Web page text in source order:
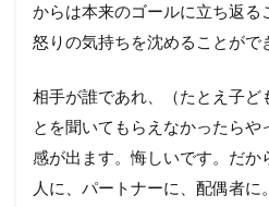
からは本来のゴールに立ち返る
怒りの気持ちを沈めることがで
相手が誰であれ、（たとえ子ど
とを聞いてもらえなかったらや
感が出ます。悔しいです。だか
人に、パートナーに、配偶者